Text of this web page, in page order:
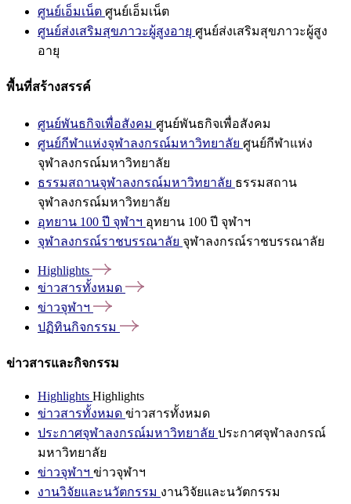
ศูนย์เอ็มเน็ต ศูนย์เอ็มเน็ต
ศูนย์ส่งเสริมสุขภาวะผู้สูงอายุ ศูนย์ส่งเสริมสุขภาวะผู้สูง
อายุ
พื้นที่สร้างสรรค์
ศูนย์พันธกิจเพื่อสังคม ศูนย์พันธกิจเพื่อสังคม
ศูนย์กีฬาแห่งจุฬาลงกรณ์มหาวิทยาลัย ศูนย์กีฬาแห่ง
จุฬาลงกรณ์มหาวิทยาลัย
ธรรมสถานจุฬาลงกรณ์มหาวิทยาลัย ธรรมสถาน
จุฬาลงกรณ์มหาวิทยาลัย
อุทยาน 100 ปี จุฬาฯ อุทยาน 100 ปี จุฬาฯ
จุฬาลงกรณ์ราชบรรณาลัย จุฬาลงกรณ์ราชบรรณาลัย
Highlights
ข่าวสารทั้งหมด
ข่าวจุฬาฯ
ปฏิทินกิจกรรม
ข่าวสารและกิจกรรม
Highlights Highlights
ข่าวสารทั้งหมด ข่าวสารทั้งหมด
ประกาศจุฬาลงกรณ์มหาวิทยาลัย ประกาศจุฬาลงกรณ์
มหาวิทยาลัย
ข่าวจุฬาฯ ข่าวจุฬาฯ
งานวิจัยและนวัตกรรม งานวิจัยและนวัตกรรม